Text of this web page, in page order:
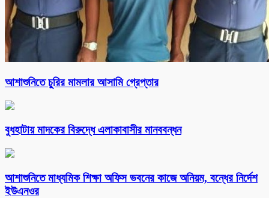
আশাশুনিতে চুরির মামলার আসামি গ্রেপ্তার
বুধহাটায় মাদকের বিরুদ্ধে এলাকাবাসীর মানববন্ধন
আশাশুনিতে মাধ্যমিক শিক্ষা অফিস ভবনের কাজে অনিয়ম, বন্ধের নির্দেশ
ইউএনওর